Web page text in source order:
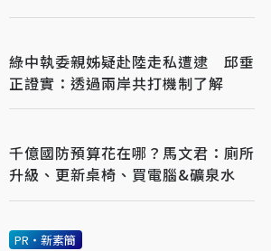
綠中執委親姊疑赴陸走私遭逮 邱垂
正證實：透過兩岸共打機制了解
千億國防預算花在哪？馬文君：廁所
升級、更新桌椅、買電腦&礦泉水
PR・新素簡